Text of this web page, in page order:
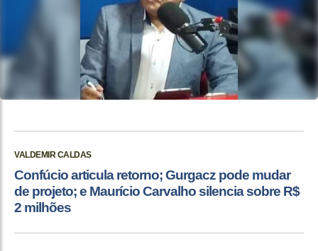
VALDEMIR CALDAS
Confúcio articula retorno; Gurgacz pode mudar
de projeto; e Maurício Carvalho silencia sobre R$
2 milhões